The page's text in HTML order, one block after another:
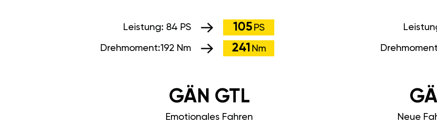
Leistung: 84 PS 105 PS
Drehmoment:192 Nm 241 Nm
Neue
GÄN GTL
Emotionales Fahren